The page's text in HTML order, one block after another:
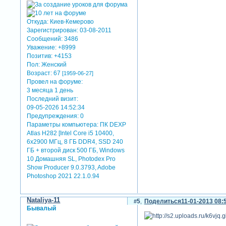
Откуда: Киев-Кемерово
Зарегистрирован: 03-08-2011
Сообщений: 3486
Уважение: +8999
Позитив: +4153
Пол: Женский
Возраст: 67[1959-06-27]
Провел на форуме:
3 месяца 1 день
Последний визит:
09-05-2026 14:52:34
Предупреждения: 0
Параметры компьютера: ПК DEXP
Atlas H282 [Intel Core i5 10400,
6x2900 МГц, 8 ГБ DDR4, SSD 240
ГБ + второй диск 500 ГБ, Windows
10 Домашняя SL, Photodex Pro
Show Producer 9.0.3793, Adobe
Photoshop 2021 22.1.0.94
Поделиться
5 11-01-2013
Nataliya-11
Бывалый